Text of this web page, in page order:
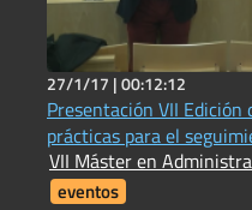
27/1/17 |00:12:12
Presentación VII
prácticas para el
VII Máster en
eventos